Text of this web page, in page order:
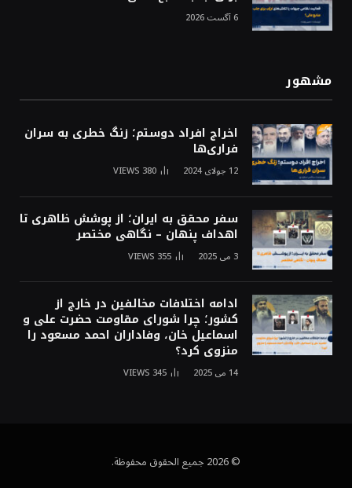
6 آگست 2026
مشهور
اخراج افراد دوستم؛ زنگ خطری به سران
فراری‌ها
12 جولای 2024 380
VIEWS
سفر محقق به ایران؛ از پوشش ظاهری تا
اهداف پنهان – نگاهی مختصر
3 می 2025 355
VIEWS
ادامه اختلافات مخالفین در خارج از
کشور؛ چرا شورای مقاومت حضرت علی و
اسماعیل خان، وفاداران احمد مسعود را
منزوی کرد؟
14 می 2025 345
VIEWS
© 2026 جميع الحقوق محفوظة.